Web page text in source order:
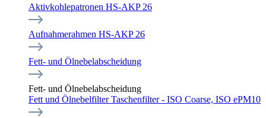
Aktivkohlepatronen HS-AKP 26
Aufnahmerahmen HS-AKP 26
Fett- und Ölnebelabscheidung
Fett- und Ölnebelabscheidung
Fett und Ölnebelfilter Taschenfilter - ISO Coarse, ISO ePM10